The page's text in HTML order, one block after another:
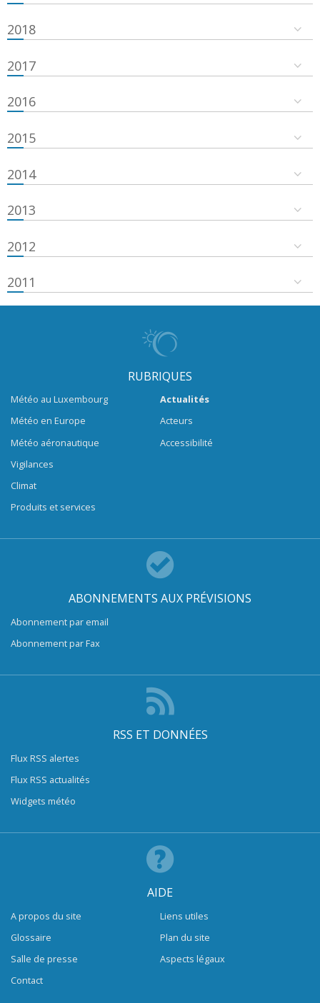
2018
2017
2016
2015
2014
2013
2012
2011
RUBRIQUES
Météo au Luxembourg
Météo en Europe
Météo aéronautique
Vigilances
Climat
Produits et services
Actualités
Acteurs
Accessibilité
ABONNEMENTS AUX PRÉVISIONS
Abonnement par email
Abonnement par Fax
RSS ET DONNÉES
Flux RSS alertes
Flux RSS actualités
Widgets météo
AIDE
A propos du site
Glossaire
Salle de presse
Contact
Liens utiles
Plan du site
Aspects légaux